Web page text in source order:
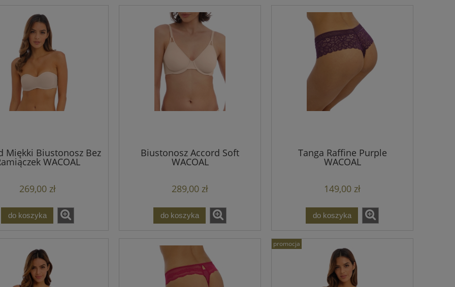
Miękki Biustonosz Bez
WACOAL
269,00 zł
do koszyka
Biustonosz Accord Soft
WACOAL
289,00 zł
do koszyka
Tanga Raffine Purple
WACOAL
149,00 zł
do koszyka
promocja